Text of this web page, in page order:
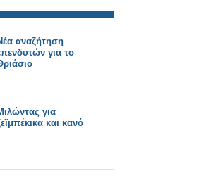
αναζήτηση
για το
για
και κανό